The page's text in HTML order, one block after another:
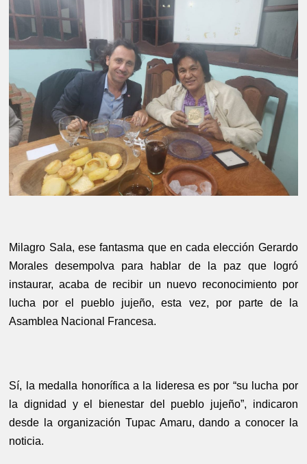
Milagro Sala, ese fantasma que en cada elección Gerardo
Morales desempolva para hablar de la paz que logró
instaurar, acaba de recibir un nuevo reconocimiento por
lucha por el pueblo jujeño, esta vez, por parte de la
Asamblea Nacional Francesa.
Sí, la medalla honorífica a la lideresa es por “su lucha por
la dignidad y el bienestar del pueblo jujeño”, indicaron
desde la organización Tupac Amaru, dando a conocer la
noticia.